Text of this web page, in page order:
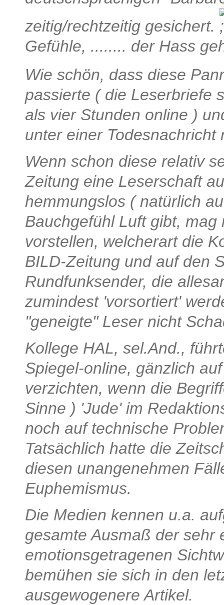
zeitig/rechtzeitig gesichert.
Gefühle, ........ der Hass
Wie schön, dass diese
passierte ( die Leserbriefe
als vier Stunden online )
unter einer Todesnachricht
Wenn schon diese relativ
Zeitung eine Leserschaft
hemmungslos ( natürlich
Bauchgefühl Luft gibt, mag
vorstellen, welcherart die
BILD-Zeitung und auf den
Rundfunksender, die
zumindest 'vorsortiert'
"geneigte" Leser nicht
Kollege HAL, sel.And.,
Spiegel-online, gänzlich
verzichten, wenn die
Sinne ) 'Jude' im
noch auf technische
Tatsächlich hatte die
diesen unangenehmen
Euphemismus.
Die Medien kennen u.a.
gesamte Ausmaß der sehr
emotionsgetragenen
bemühen sie sich in den
ausgewogenere Artikel.